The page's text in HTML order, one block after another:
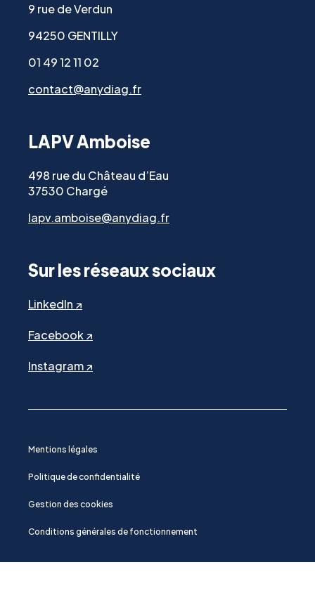
9 rue de Verdun
94250 GENTILLY
01 49 12 11 02
contact@anydiag.fr
LAPV Amboise
498 rue du Château d’Eau
37530 Chargé
lapv.amboise@anydiag.fr
Sur les réseaux sociaux
LinkedIn ↗
Facebook ↗
Instagram ↗
Mentions légales
Politique de confidentialité
Gestion des cookies
Conditions générales de fonctionnement